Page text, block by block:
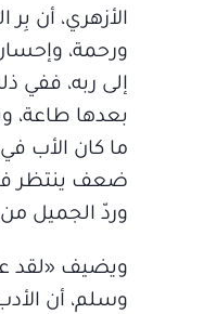
الأزهري، أن
ورحمة،
إلى ربه، ففي
بعدها طاعة،
ما كان الأب
ضعف ينتظر
وردّ الجميل
ويضيف «لقد
وسلم، أن